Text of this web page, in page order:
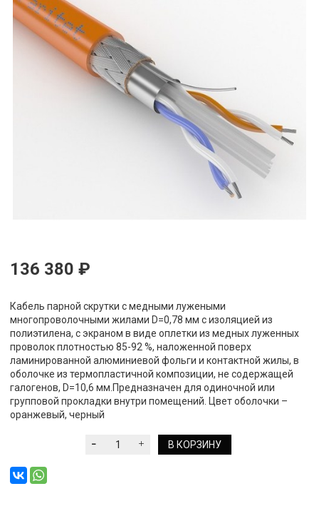
136 380 ₽
Кабель парной скрутки с медными лужеными
многопроволочными жилами D=0,78 мм с изоляцией из
полиэтилена, с экраном в виде оплетки из медных луженных
проволок плотностью 85-92 %, наложенной поверх
ламинированной алюминиевой фольги и контактной жилы, в
оболочке из термопластичной композиции, не содержащей
галогенов, D=10,6 мм.Предназначен для одиночной или
групповой прокладки внутри помещений. Цвет оболочки –
оранжевый, черный
В КОРЗИНУ